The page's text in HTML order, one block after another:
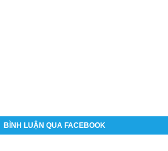
BÌNH LUẬN QUA FACEBOOK